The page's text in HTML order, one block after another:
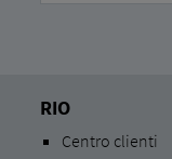
RIO
Centro clienti